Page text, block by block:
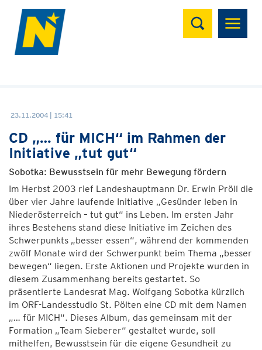
Suchen
23.11.2004 | 15:41
CD „… für MICH“ im Rahmen der
Initiative „tut gut“
Sobotka: Bewusstsein für mehr Bewegung fördern
Im Herbst 2003 rief Landeshauptmann Dr. Erwin Pröll die
über vier Jahre laufende Initiative „Gesünder leben in
Niederösterreich – tut gut“ ins Leben. Im ersten Jahr
ihres Bestehens stand diese Initiative im Zeichen des
Schwerpunkts „besser essen“, während der kommenden
zwölf Monate wird der Schwerpunkt beim Thema „besser
bewegen“ liegen. Erste Aktionen und Projekte wurden in
diesem Zusammenhang bereits gestartet. So
präsentierte Landesrat Mag. Wolfgang Sobotka kürzlich
im ORF-Landesstudio St. Pölten eine CD mit dem Namen
„… für MICH“. Dieses Album, das gemeinsam mit der
Formation „Team Sieberer“ gestaltet wurde, soll
mithelfen, Bewusstsein für die eigene Gesundheit zu